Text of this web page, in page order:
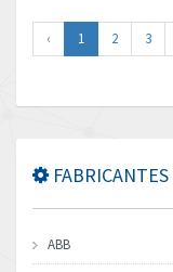
‹ 1 2 3
FABRICANTES
ABB